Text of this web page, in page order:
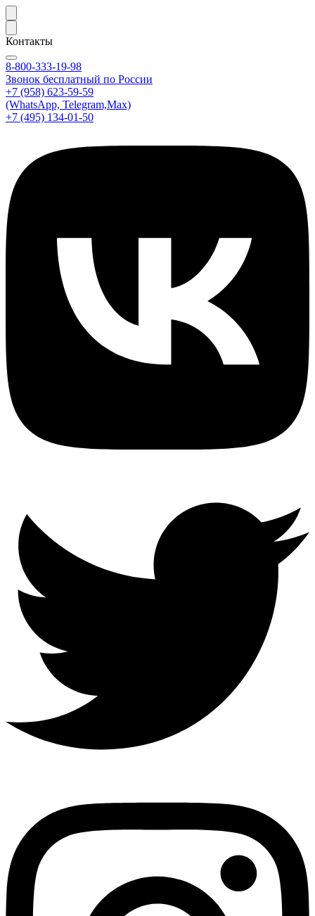
Контакты
8-800-333-19-98
Звонок бесплатный по России
+7 (958) 623-59-59
(WhatsApp, Telegram,Max)
+7 (495) 134-01-50